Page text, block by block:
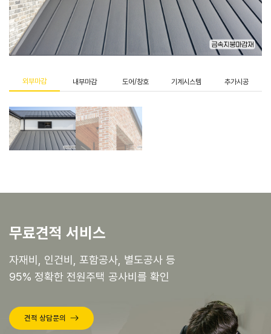
외부마감 내부마감 도어/창호 기계시스템 추가시공
무료견적 서비스
자재비, 인건비, 포함공사, 별도공사 등
95% 정확한 전원주택 공사비를 확인
견적 상담문의